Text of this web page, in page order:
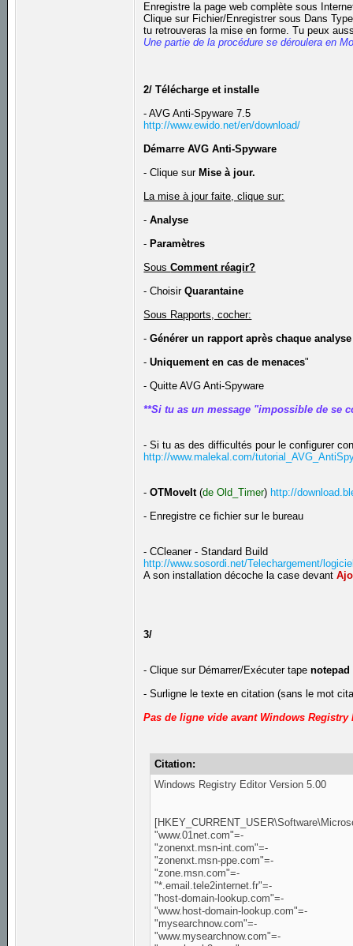
Enregistre la page web complète sous
Clique sur Fichier/Enregistrer sous Dans
tu retrouveras la mise en forme. Tu peux
Une partie de la procédure se déroulera en
2/ Télécharge et installe
- AVG Anti-Spyware 7.5
http://www.ewido.net/en/download/
Démarre AVG Anti-Spyware
- Clique sur Mise à jour.
La mise à jour faite, clique sur:
-Analyse
- Paramètres
SousComment réagir?
- ChoisirQuarantaine
Sous Rapports, cocher:
-Générer un rapport après chaque analyse
-Uniquement en cas de menaces"
- Quitte AVG Anti-Spyware
**Si tu as un message "impossible de se
- Si tu as des difficultés pour le configurer
http://www.malekal.com/
-OTMoveIt(de Old_Timer) http://
- Enregistre ce fichier sur le bureau
- CCleaner - Standard Build
http://www.sosordi.net/Telechargement/
A son installation décoche la case devant
3/
- Clique sur Démarrer/Exécuter tapenotepad
- Surligne le texte en citation (sans le mot
Pas de ligne vide avant Windows Registry
Citation:
Windows Registry Editor Version 5.00
"www.01net.com"=-
"zonenxt.msn-int.com"=-
"zonenxt.msn-ppe.com"=-
"zone.msn.com"=-
"*.email.tele2internet.fr"=-
"host-domain-lookup.com"=-
"www.host-domain-lookup.com"=-
"mysearchnow.com"=-
"www.mysearchnow.com"=-